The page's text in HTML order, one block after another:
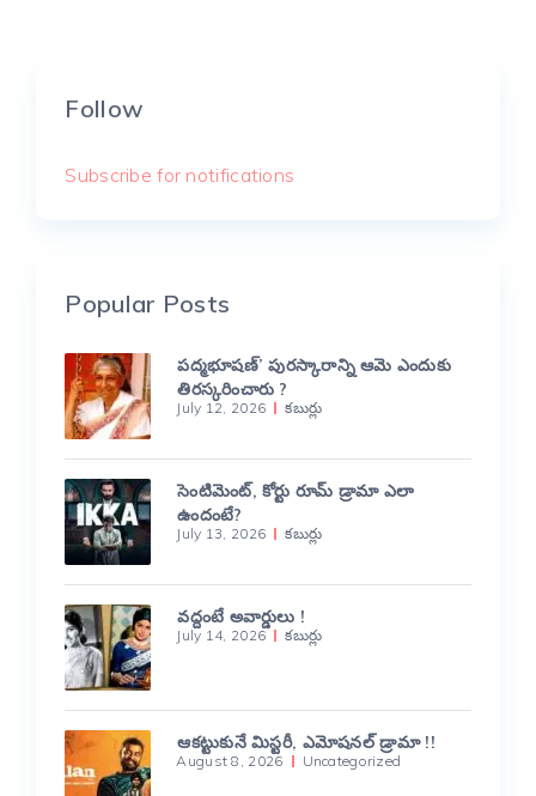
Follow
Subscribe for notifications
Popular Posts
పద్మభూషణ్’ పురస్కారాన్ని ఆమె ఎందుకు
తిరస్కరించారు ?
July 12, 2026 కబుర్లు
సెంటిమెంట్, కోర్టు రూమ్ డ్రామా ఎలా
ఉందంటే?
July 13, 2026 కబుర్లు
వద్దంటే అవార్డులు !
July 14, 2026 కబుర్లు
ఆకట్టుకునే మిస్టరీ, ఎమోషనల్ డ్రామా !!
August 8, 2026 Uncategorized